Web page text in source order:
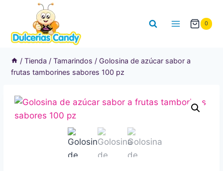
contenido
0
/ Tienda / Tamarindos / Golosina de azúcar sabor a
frutas tamborines sabores 100 pz